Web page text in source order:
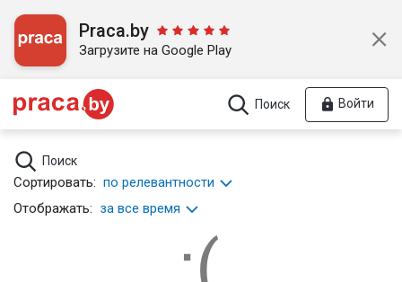
Praca.by
Загрузите на Google Play
Поиск Войти
Поиск
Сортировать: по релевантности
Отображать: за все время